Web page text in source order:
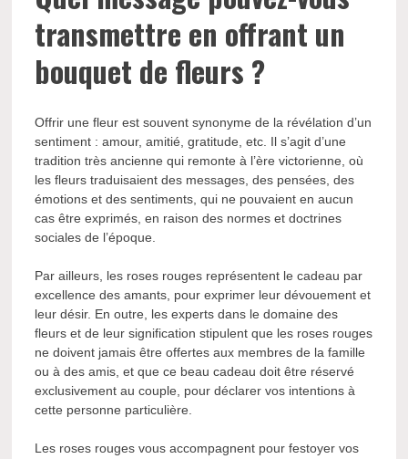
transmettre en offrant un
bouquet de fleurs ?
Offrir une fleur est souvent synonyme de la révélation d’un
sentiment : amour, amitié, gratitude, etc. Il s’agit d’une
tradition très ancienne qui remonte à l’ère victorienne, où
les fleurs traduisaient des messages, des pensées, des
émotions et des sentiments, qui ne pouvaient en aucun
cas être exprimés, en raison des normes et doctrines
sociales de l’époque.
Par ailleurs, les roses rouges représentent le cadeau par
excellence des amants, pour exprimer leur dévouement et
leur désir. En outre, les experts dans le domaine des
fleurs et de leur signification stipulent que les roses rouges
ne doivent jamais être offertes aux membres de la famille
ou à des amis, et que ce beau cadeau doit être réservé
exclusivement au couple, pour déclarer vos intentions à
cette personne particulière.
Les roses rouges vous accompagnent pour festoyer vos